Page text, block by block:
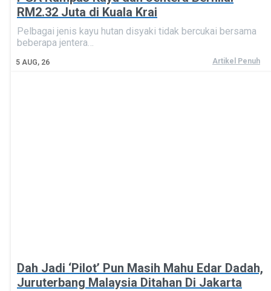
RM2.32 Juta di Kuala Krai
5 AUG, 26
Pelbagai jenis kayu hutan disyaki tidak bercukai bersama
beberapa jentera…
Artikel Penuh
Dah Jadi ‘Pilot’ Pun Masih Mahu Edar Dadah,
Juruterbang Malaysia Ditahan Di Jakarta